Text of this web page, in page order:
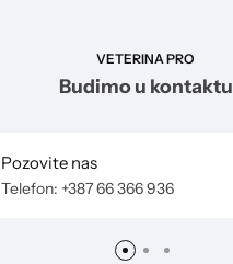
VETERINA PRO
Budimo u kontaktu
Pozovite nas
Telefon: +387 66 366 936